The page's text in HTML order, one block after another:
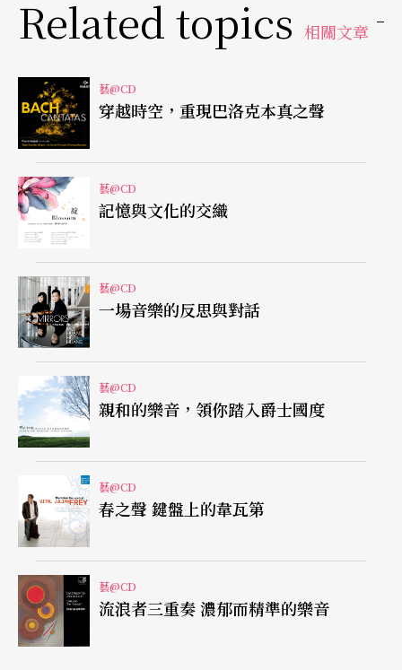
深入理解的德隆大師，除了許多裝飾音的鑽研之
外，更有許多美妙動聽的長線條樂句傑出表現，充
分展現出融合「氣．韻」的東西方元素，令人擊節
讚嘆！
莎朗．貝札莉再現經典長笛作品功力
而近期BIS出版的佳片中，還有前述提到的長笛家莎
朗．貝札莉的最新專輯《長笛與鋼琴經典作品集II》
Masterworks for flute and piano II
琴家羅納德．布勞提根（Ronald Brautigam）合作
《長笛與鋼琴經典作品集》後，貝札莉時隔四年，
除了已灌錄多首當代最新創作長笛協奏曲外，再度
回歸到長笛經典曲目範疇，本次專輯收錄了浦浪
克、藍乃克、馬替努等三首長笛奏鳴曲，並有馬丁
《敘事曲》、梅湘《黑鸛鳥》等近代炫技作品。
貝札莉的音色屬於相當有密度並且音色層次豐富的
類型，手持日本Muramatsu公司團隊為她量身訂製
之24K金長笛，明亮的聲音投射更能展現她音色秀
麗的一面，無論是流暢的浦浪克、敘事性濃郁的藍
乃克《水妖》、或波西米亞田園風的馬替努，貝札
Related topics 相關文章
藝@CD
穿越時空，重現巴洛克本真之聲
藝@CD
記憶與文化的交織
藝@CD
一場音樂的反思與對話
藝@CD
親和的樂音，領你踏入爵士國度
藝@CD
春之聲 鍵盤上的韋瓦第
藝@CD
流浪者三重奏 濃郁而精準的樂音